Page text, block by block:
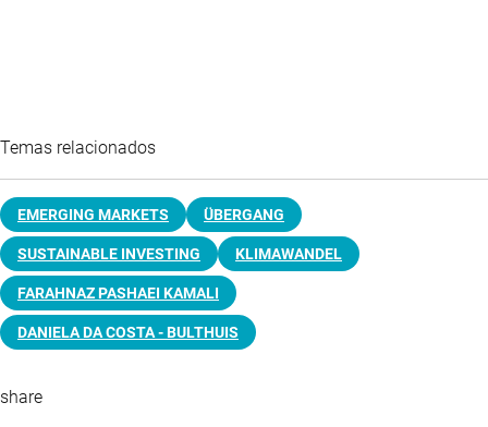
Temas relacionados
EMERGING MARKETS ÜBERGANG
SUSTAINABLE INVESTING KLIMAWANDEL
FARAHNAZ PASHAEI KAMALI
DANIELA DA COSTA - BULTHUIS
share